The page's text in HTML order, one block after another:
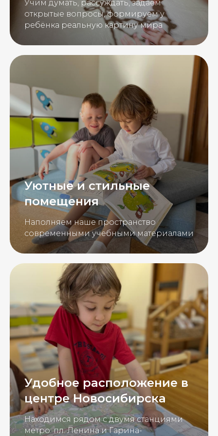
Учим думать, рассуждать, задаем
открытые вопросы, формируем у
ребёнка реальную картину мира
Уютные и стильные
помещения
Наполняем наше пространство
современными учебными материалами
Удобное расположение в
центре Новосибирска
Находимся рядом с двумя станциями
метро: пл. Ленина и Гарина-